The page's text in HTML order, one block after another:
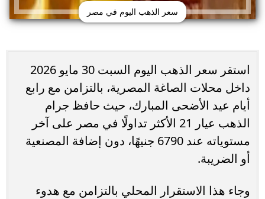
سعر الذهب اليوم في مصر
استقر سعر الذهب اليوم السبت 30 مايو 2026
داخل محلات الصاغة المصرية، بالتزامن مع رابع
أيام عيد الأضحى المبارك، حيث حافظ جرام
الذهب عيار 21 الأكثر تداولًا في مصر على آخر
مستوياته عند 6790 جنيهًا، دون إضافة المصنعية
أو الضريبة.
وجاء هذا الاستقرار المحلي بالتزامن مع هدوء